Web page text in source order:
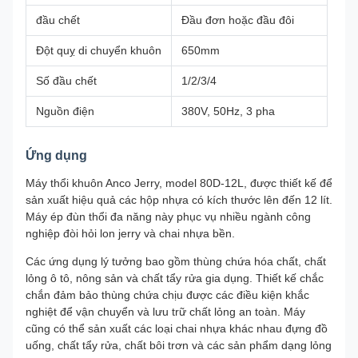
đầu chết Đầu đơn hoặc đầu đôi
Đột quỵ di chuyển khuôn 650mm
Số đầu chết 1/2/3/4
Nguồn điện 380V, 50Hz, 3 pha
Ứng dụng
Máy thổi khuôn Anco Jerry, model 80D-12L, được thiết kế để
sản xuất hiệu quả các hộp nhựa có kích thước lên đến 12 lít.
Máy ép đùn thổi đa năng này phục vụ nhiều ngành công
nghiệp đòi hỏi lon jerry và chai nhựa bền.
Các ứng dụng lý tưởng bao gồm thùng chứa hóa chất, chất
lỏng ô tô, nông sản và chất tẩy rửa gia dụng. Thiết kế chắc
chắn đảm bảo thùng chứa chịu được các điều kiện khắc
nghiệt để vận chuyển và lưu trữ chất lỏng an toàn. Máy
cũng có thể sản xuất các loại chai nhựa khác nhau đựng đồ
uống, chất tẩy rửa, chất bôi trơn và các sản phẩm dạng lỏng